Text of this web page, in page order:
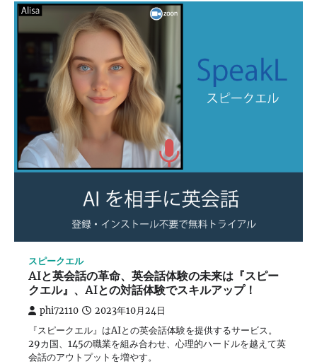
スピークエル
AIと英会話の革命、英会話体験の未来は『スピー
クエル』、AIとの対話体験でスキルアップ！
phi72110 2023年10月24日
『スピークエル』はAIとの英会話体験を提供するサービス。
29カ国、145の職業を組み合わせ、心理的ハードルを越えて英
会話のアウトプットを増やす。